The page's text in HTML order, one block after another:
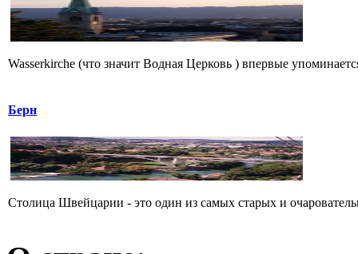
Wasserkirche (что значит Водная Церковь ) впервые
Берн
Столица Швейцарии - это один из самых старых и